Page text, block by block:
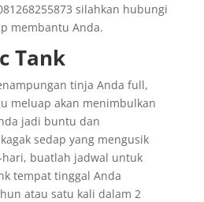
silahkan hubungi
membantu Anda.
Tank
tinja Anda full,
meluap akan menimbulkan
jadi buntu dan
sedap yang mengusik
buatlah jadwal untuk
tempat tinggal Anda
atau satu kali dalam 2